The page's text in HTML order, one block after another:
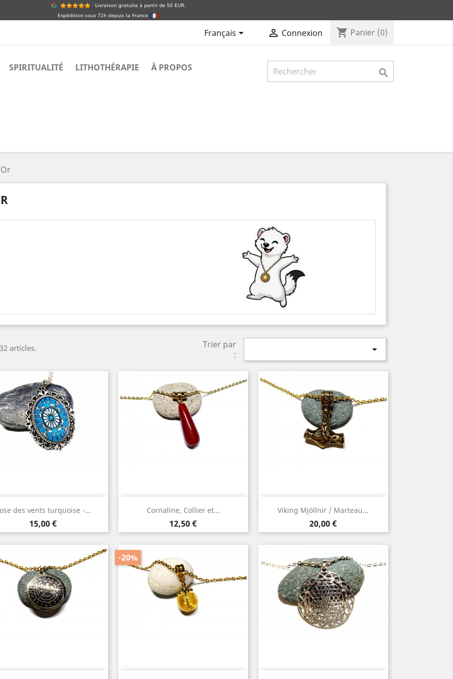
· Livraison gratuite à partir de 50 EUR.
Expédition sous 72h depuis la France
Français  Connexion shopping_cart Panier (0)
SPIRITUALITÉ LITHOTHÉRAPIE À PROPOS 
Or
articles.
Trier par
:

des vents turquoise -...
Prix
15,00 €
Aperçu rapide
ArgentBronze
Cornaline, Collier et...
Prix
12,50 €
Aperçu rapide
Or
Viking Mjöllnir / Marteau...
Prix
20,00 €
Aperçu rapide
Or
-20%